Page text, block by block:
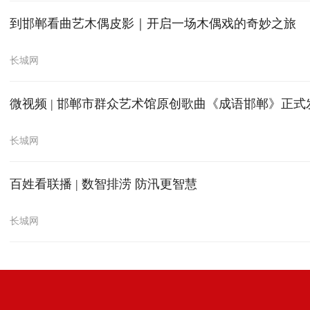
到邯郸看曲艺木偶皮影｜开启一场木偶戏的奇妙之旅
长城网
微视频 | 邯郸市群众艺术馆原创歌曲《成语邯郸》正式
长城网
百姓看联播 | 数智排涝 防汛更智慧
长城网